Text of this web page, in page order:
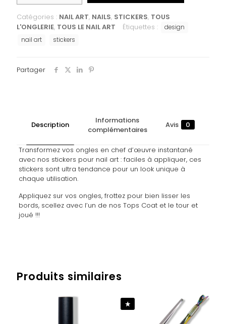
Catégories : NAIL ART, NAILS, STICKERS, TOUS
L'ONGLERIE, TOUS LE NAIL ART Étiquettes :
design
nail art
stickers
Partager
Description
Informations
complémentaires
Avis 0
Transformez vos ongles en chef d’œuvre instantané
avec nos stickers pour nail art : faciles à appliquer, ces
stickers sont ultra tendance pour un look unique à
chaque utilisation.
Appliquez sur vos ongles, frottez pour bien lisser les
bords, scellez avec l’un de nos Tops Coat et le tour et
joué !!!
Soyez le premier à laisser votre avis
sur “NAIL STICKERS – LOVE WRITTING
pour publier un avis.
Produits similaires